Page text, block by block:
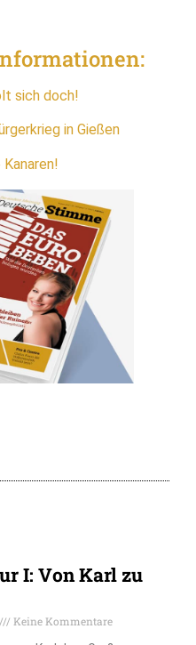
sich doch!
in Gießen
I: Von Karl zu
Keine Kommentare